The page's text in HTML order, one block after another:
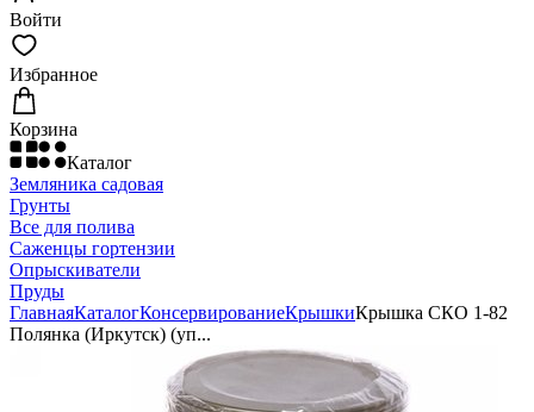
Войти
Избранное
Корзина
Каталог
Земляника садовая
Грунты
Все для полива
Саженцы гортензии
Опрыскиватели
Пруды
ГлавнаяКаталогКонсервированиеКрышкиКрышка СКО 1-82
Полянка (Иркутск) (уп...